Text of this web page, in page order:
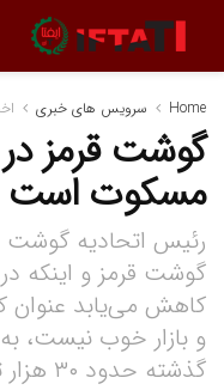
Home سرویس های خبری
گوشت قرمز در
مسکوت است
رئیس اتحادیه گوشت
گوشت قرمز و اینکه
کاهش می‌یابد عنوان
و بازار خوب نیست،
گذشته حدود ۳۰ هزار تومان قیمت‌ها کاهشی شده‌اند.